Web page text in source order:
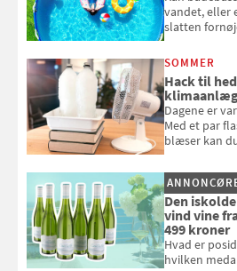
vandet, eller
slatten
opmærksom,
SOMMER
Hack til
Dagene er
Med et par
blæser kan
og se,
Den
vind vine
499 kroner
Hvad er
hvilken